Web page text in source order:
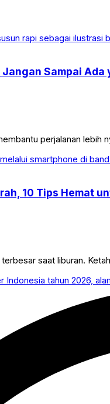
Jangan Sampai
perjalanan lebih
10 Tips Hemat
saat liburan.